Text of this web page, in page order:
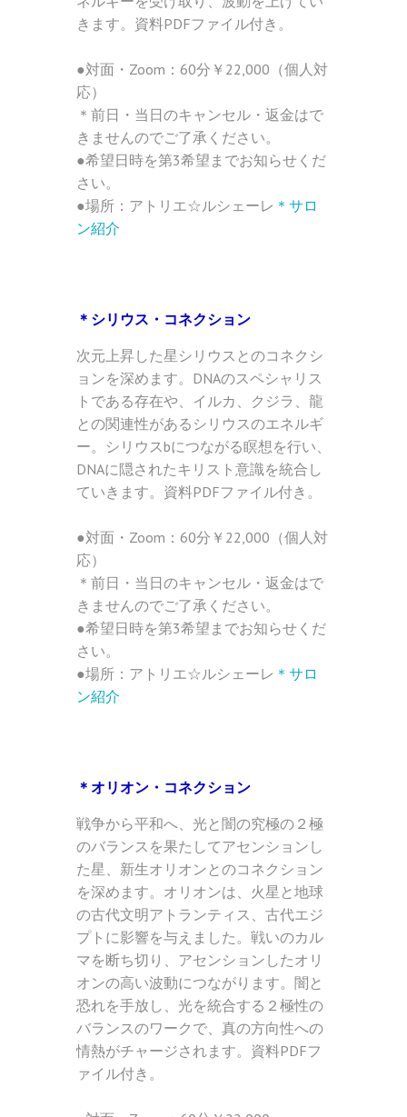
きます。資料PDFファイル付き。
●対面・Zoom：60分￥22,000（個人対
応）
＊前日・当日のキャンセル・返金はで
きませんのでご了承ください。
●希望日時を第3希望までお知らせくだ
さい。
●場所：アトリエ☆ルシェーレ ＊サロ
ン紹介
＊シリウス・コネクション
次元上昇した星シリウスとのコネクシ
ョンを深めます。DNAのスペシャリス
トである存在や、イルカ、クジラ、龍
との関連性があるシリウスのエネルギ
ー。シリウスbにつながる瞑想を行い、
DNAに隠されたキリスト意識を統合し
ていきます。資料PDFファイル付き。
●対面・Zoom：60分￥22,000（個人対
応）
＊前日・当日のキャンセル・返金はで
きませんのでご了承ください。
●希望日時を第3希望までお知らせくだ
さい。
●場所：アトリエ☆ルシェーレ ＊サロ
ン紹介
＊オリオン・コネクション
戦争から平和へ、光と闇の究極の２極
のバランスを果たしてアセンションし
た星、新生オリオンとのコネクション
を深めます。オリオンは、火星と地球
の古代文明アトランティス、古代エジ
プトに影響を与えました。戦いのカル
マを断ち切り、アセンションしたオリ
オンの高い波動につながります。闇と
恐れを手放し、光を統合する２極性の
バランスのワークで、真の方向性への
情熱がチャージされます。資料PDFフ
ァイル付き。